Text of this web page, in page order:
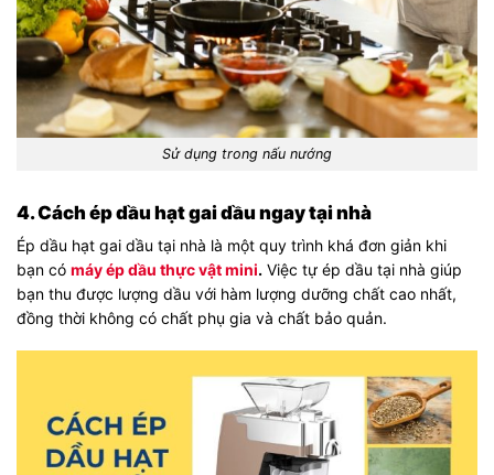
Sử dụng trong nấu nướng
4. Cách ép dầu hạt gai dầu ngay tại nhà
Ép dầu hạt gai dầu tại nhà là một quy trình khá đơn giản khi
bạn có máy ép dầu thực vật mini. Việc tự ép dầu tại nhà giúp
bạn thu được lượng dầu với hàm lượng dưỡng chất cao nhất,
đồng thời không có chất phụ gia và chất bảo quản.